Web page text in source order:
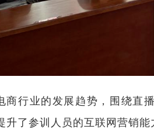
商行业的发展趋势，围绕直
了参训人员的互联网营销能